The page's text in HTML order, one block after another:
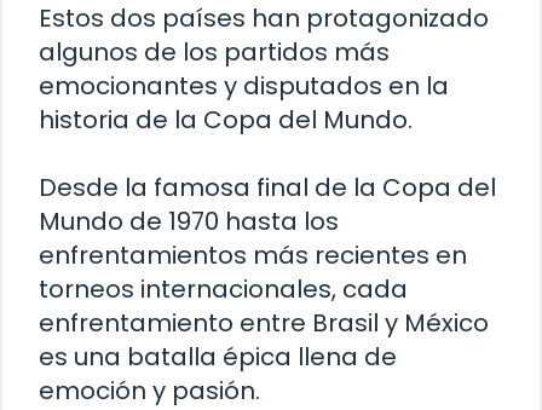
Estos dos países han protagonizado
algunos de los partidos más
emocionantes y disputados en la
historia de la Copa del Mundo.
Desde la famosa final de la Copa del
Mundo de 1970 hasta los
enfrentamientos más recientes en
torneos internacionales, cada
enfrentamiento entre Brasil y México
es una batalla épica llena de
emoción y pasión.